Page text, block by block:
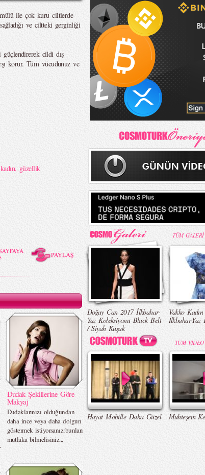
ile çok kuru ciltlerde
ve ciltteki gerginliği
cildi dış
korur. Tüm vücudunuz ve
kadın, güzellik
Dudak Şekillerine Göre
Makyaj
Dudaklarınızı olduğundan
daha ince veya daha dolgun
göstermek istiyorsanız:bunları
mutlaka bilmelisiniz...
TÜM
Doğay Can 2017 İlkbahar-
Yaz Koleksiyonu Black Belt
/ Siyah Kuşak
Vakko
İlkbahar-Yaz
TÜM
Hayat Mobille Daha Güzel Muhteşem